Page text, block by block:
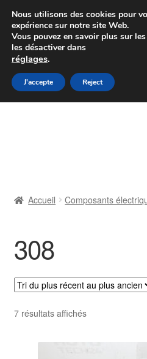
Colissimo livraison
Du lundi au
Aller
à
Aller
au
Livraison
Livraison internationale
Mon compte
Paiements
Accueil Composants
308
7 résultats affichésTrié
plus
Nous utilisons des cookies pour
expérience sur notre site Web.
Vous pouvez en savoir plus sur
les désactiver dans
réglages.
J'accepte Reject